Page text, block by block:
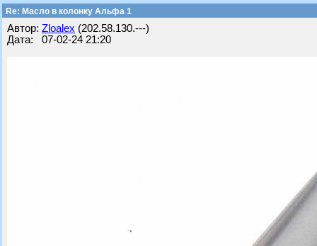
Re: Масло в колонку Альфа 1
Автор: Zloalex (202.58.130.---)
Дата: 07-02-24 21:20